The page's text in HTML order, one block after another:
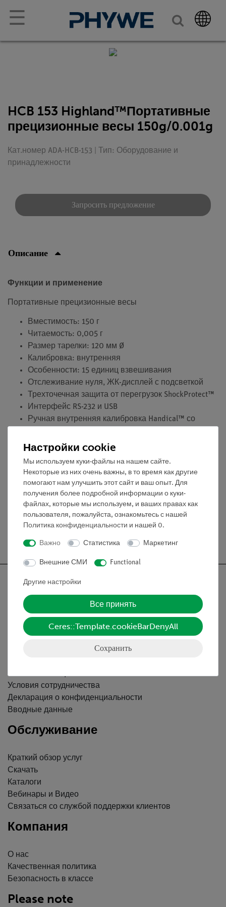
☰
HCB 153 Highland™Портативные
прецизионные весы 150g/0.001g
Кат.номер ADA-HCB-153 | Тип: Оборудование и
принадлежности
Запросить предложение
Описание
Функции и применение
Портативные прецизионные весы
Вместимость: 150 г
Читаемость: 0,005 г
Размер тарелки: 120 мм Ø
Калибровка: внутренняя
Особенности: 15 единиц взвешивания
Отслеживание нуля, ЖК-дисплей с подсветкой
Трехточечная защита от перегрузок ShockProtect™
Интерфейс RS-232 и USB
Ручная внутренняя калибровка Handical™ со
Автоматическое отключение питания, индикация
низкого заряда батареи
Медиа / Загрузки
Контактное лицо
Условия сотрудничества
Декларация о конфиденциальности
Вводные данные
Обслуживание
Краткий обзор услуг
Скачать
Каталоги
Вебинары и Видео
Связаться со службой поддержки клиентов
Компания
О нас
Качественная политика
Безопасность в классе
Please note
Настройки cookie
Мы используем куки-файлы на нашем сайте.
Некоторые из них очень важны, в то время как другие
помогают нам улучшить этот сайт и ваш опыт. Для
получения более подробной информации о куки-
файлах, которые мы используем, и ваших правах как
пользователя, пожалуйста, ознакомьтесь с нашей
Политика конфиденциальности и нашей 0.
Важно Статистика Маркетинг
Внешние СМИ Functional
Другие настройки
Все принять
Ceres::Template.cookieBarDenyAll
Сохранить